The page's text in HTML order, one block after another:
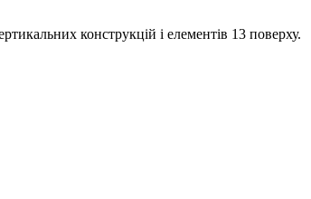
конструкцій і елементів 13 поверху.